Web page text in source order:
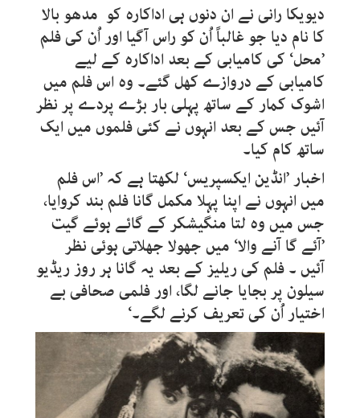
دیویکا رانی نے ان دنوں ہی اداکارہ کو مدھو بالا
کا نام دیا جو غالباً اُن کو راس آگیا اور اُن کی فلم
’محل‘ کی کامیابی کے بعد اداکارہ کے لیے
کامیابی کے دروازے کھل گئے۔ وہ اس فلم میں
اشوک کمار کے ساتھ پہلی بار بڑے پردے پر نظر
آئیں جس کے بعد انہوں نے کئی فلموں میں ایک
ساتھ کام کیا۔
اخبار ’انڈین ایکسپریس‘ لکھتا ہے کہ ’اس فلم
میں انہوں نے اپنا پہلا مکمل گانا فلم بند کروایا،
جس میں وہ لتا منگیشکر کے گائے ہوئے گیت
’آئے گا آنے والا‘ میں جھولا جھلاتی ہوئی نظر
آئیں ۔ فلم کی ریلیز کے بعد یہ گانا ہر روز ریڈیو
سیلون پر بجایا جانے لگا، اور فلمی صحافی بے
اختیار اُن کی تعریف کرنے لگے۔‘